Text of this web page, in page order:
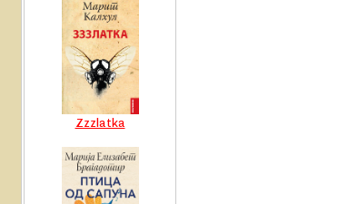
Zzzlatka